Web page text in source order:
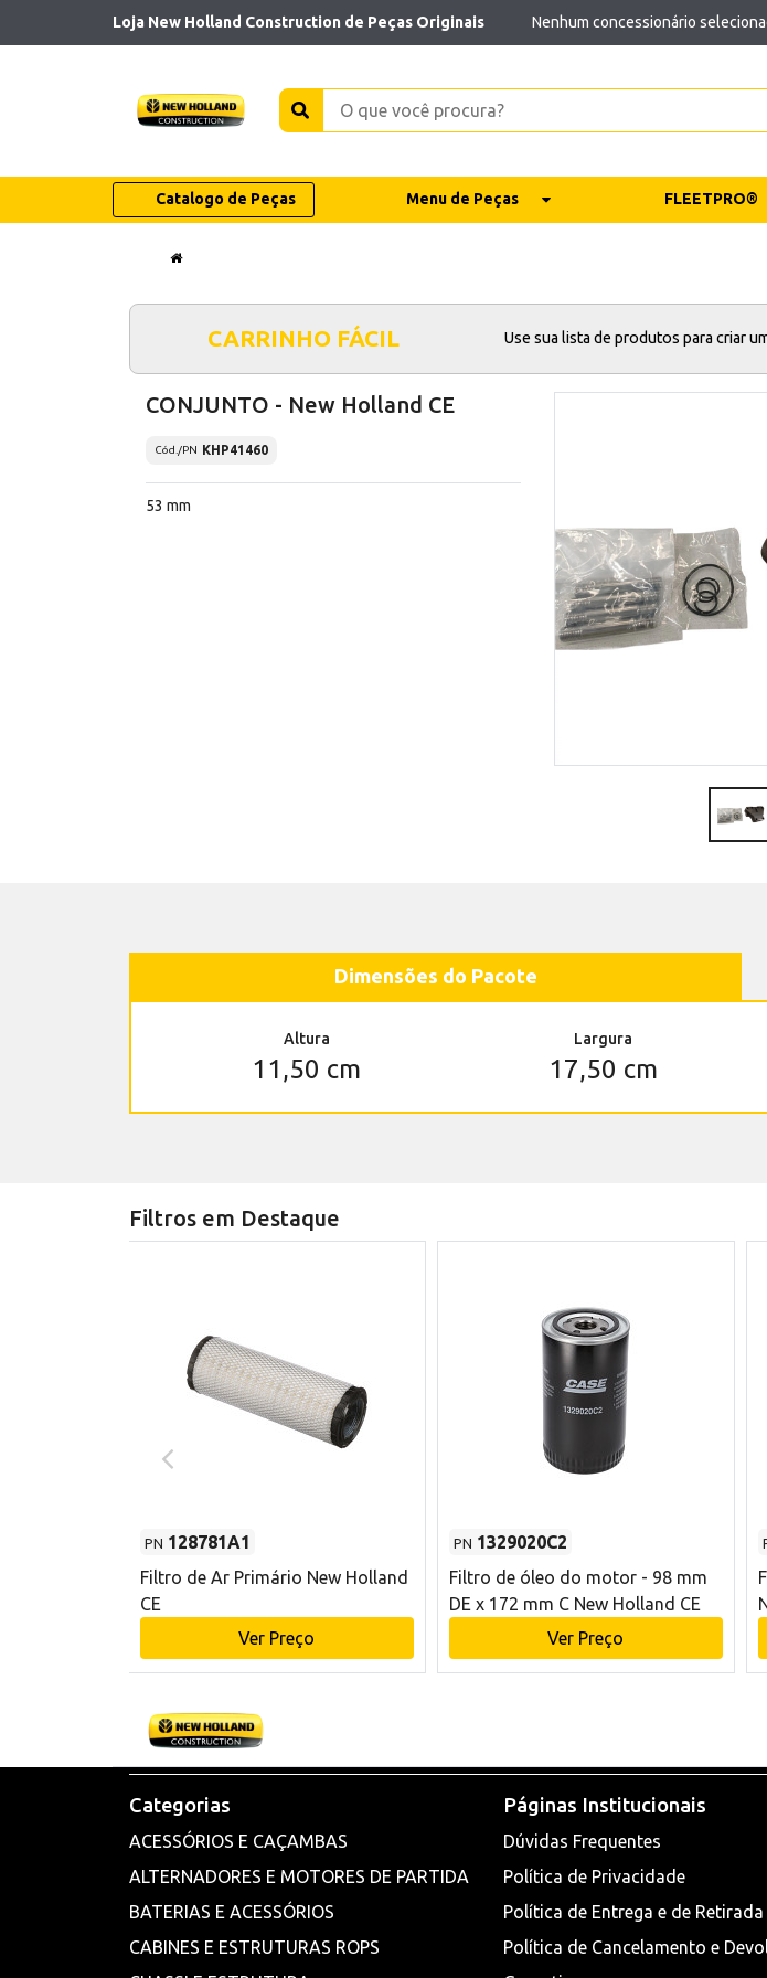
Loja New Holland Construction de Peças Originais Nenhum concessionário
Catalogo de Peças Menu de Peças FLEETPRO®
CARRINHO FÁCIL Use sua lista de produtos para criar
CONJUNTO - New Holland CE
Cód./PN KHP41460
53 mm
Dimensões do Pacote
Altura
11,50 cm
Largura
17,50 cm
Filtros em Destaque
PN 128781A1
Filtro de Ar Primário New Holland
CE
Ver Preço
PN 1329020C2
Filtro de óleo do motor - 98 mm
DE x 172 mm C New Holland CE
Ver Preço
Categorias
ACESSÓRIOS E CAÇAMBAS
ALTERNADORES E MOTORES DE PARTIDA
BATERIAS E ACESSÓRIOS
CABINES E ESTRUTURAS ROPS
Páginas Institucionais
Dúvidas Frequentes
Política de Privacidade
Política de Entrega e de Retirada
Política de Cancelamento e